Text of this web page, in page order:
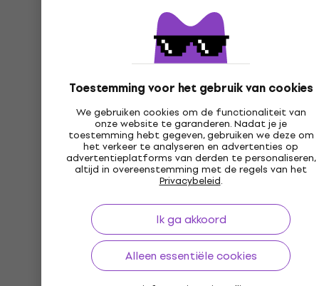
Toestemming voor het gebruik van cookies
We gebruiken cookies om de functionaliteit van
onze website te garanderen. Nadat je je
toestemming hebt gegeven, gebruiken we deze om
het verkeer te analyseren en advertenties op
advertentieplatforms van derden te personaliseren,
altijd in overeenstemming met de regels van het
Privacybeleid.
Ik ga akkoord
Alleen essentiële cookies